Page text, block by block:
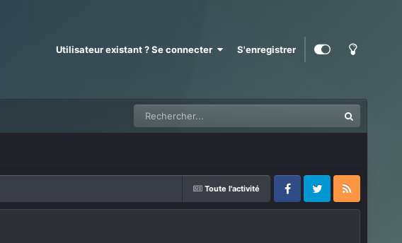
Utilisateur existant ? Se connecter S'enregistrer
Toute l'activité
FacebookTwitter RSS